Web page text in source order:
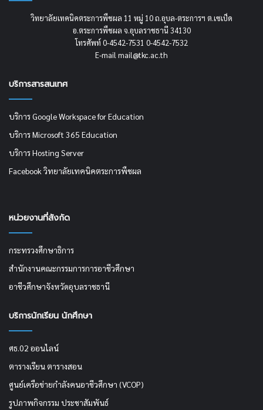
วิทยาลัยเทคนิคตระการพืชผล 11 หมู่ 10 ถ.อุบล-ตระการฯ ต.เซเป็ด
อ.ตระการพืชผล จ.อุบลราชธานี 34130
โทรศัพท์ 0-4542-7531 0-4542-7532
E-mail mail@tkc.ac.th
บริการสารสนเทศ
บริการ Google Workspace for Education
บริการ Microsoft 365 Education
บริการ Hosting Server
Facebook วิทยาลัยเทคนิคตระการพืชผล
หน่วยงานที่สังกัด
กระทรวงศึกษาธิการ
สำนักงานคณะกรรมการการอาชีวศึกษา
อาชีวศึกษาจังหวัดอุบลราชธานี
บริการนักเรียน นักศึกษา
ศธ.02 ออนไลน์
ตารางเรียน ตารางสอน
ศูนย์เครือข่ายกำลังคนอาชีวศึกษา (VCOP)
รูปภาพกิจกรรม ประชาสัมพันธ์